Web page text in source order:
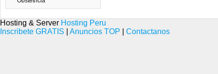
Hosting & Server Hosting Peru
Inscribete GRATIS
Anuncios TOP Contactanos